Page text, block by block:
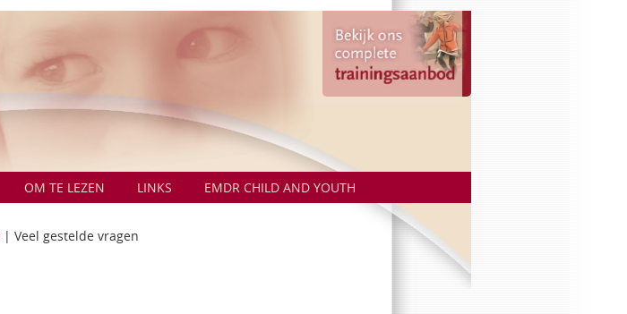
OM TE LEZEN LINKS EMDR CHILD AND YOUTH
| Veel gestelde vragen